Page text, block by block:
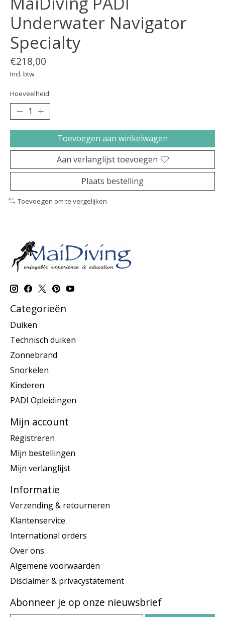
Underwater Navigator
Specialty
€218,00
Incl. btw
Hoeveelheid:
Toevoegen aan winkelwagen
Aan verlanglijst toevoegen
Plaats bestelling
Toevoegen om te vergelijken
Categorieën
Duiken
Technisch duiken
Zonnebrand
Snorkelen
Kinderen
PADI Opleidingen
Mijn account
Registreren
Mijn bestellingen
Mijn verlanglijst
Informatie
Verzending & retourneren
Klantenservice
International orders
Over ons
Algemene voorwaarden
Disclaimer & privacystatement
Abonneer je op onze nieuwsbrief